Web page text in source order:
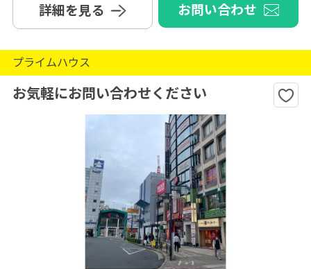
詳細を見る お問い合わせ
プライムハウス
お気軽にお問い合わせください